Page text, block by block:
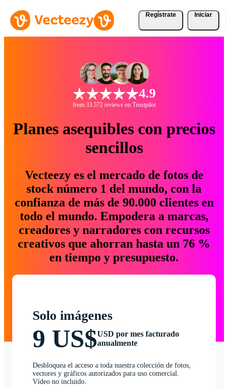
Regístrate Iniciar
4.9
from 33.572 reviews on Trustpilot
Planes asequibles con precios
sencillos
Vecteezy es el mercado de fotos de
stock número 1 del mundo, con la
confianza de más de 90.000 clientes en
todo el mundo. Empodera a marcas,
creadores y narradores con recursos
creativos que ahorran hasta un 76 %
en tiempo y presupuesto.
Solo imágenes
9 US$USD por mes facturado
anualmente
Desbloquea el acceso a toda nuestra colección de fotos,
vectores y gráficos autorizados para uso comercial.
Vídeo no incluido.